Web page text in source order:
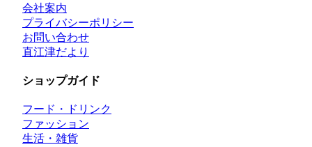
会社案内
プライバシーポリシー
お問い合わせ
直江津だより
ショップガイド
フード・ドリンク
ファッション
生活・雑貨